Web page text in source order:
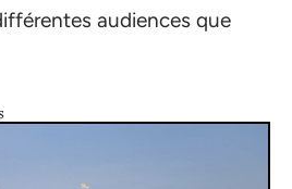
audiences que